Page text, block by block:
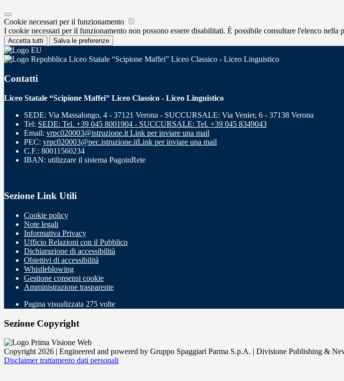
Cookie necessari per il funzionamento
I cookie necessari per il funzionamento non possono essere disabilitati. È possibile consultare l'elenco nella
Accetta tutti Salva le preferenze
Liceo Statale “Scipione Maffei” Liceo Classico - Liceo Linguistico
Contatti
Liceo Statale “Scipione Maffei” Liceo Classico - Liceo Linguistico
SEDE: Via Massalongo, 4 - 37121 Verona - SUCCURSALE: Via Venier, 6 - 37138 Verona
Tel: SEDE: Tel. +39 045 8001904 - SUCCURSALE: Tel. +39 045 8349043
Email: vrpc020003@istruzione.it Link per inviare una mail
PEC: vrpc020003@pec.istruzione.itLink per inviare una mail
C.F.: 80011560234
IBAN: utilizzare il sistema PagoinRete
Sezione Link Utili
Cookie policy
Note legali
Informativa Privacy
Ufficio Relazioni con il Pubblico
Dichiarazione di accessibilità
Obiettivi di accessibilità
Whistleblowing
Gestione consensi cookie
Amministrazione trasparente
Pagina visualizzata 275 volte
Sezione Copyright
Copyright 2026 | Engineered and powered by Gruppo Spaggiari Parma S.p.A. | Divisione Publishing &
Disclaimer trattamento dati personali